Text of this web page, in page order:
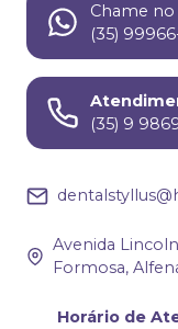
Chame no
(35)
(35) 9
Avenida Lincoln
Formosa,
Horário de